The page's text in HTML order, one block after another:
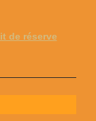
de réserve